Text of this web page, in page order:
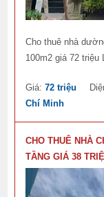
Cho thuê nhà
100m2 giá 72 triệu
Giá:72 triệu
Chí Minh
CHO THUÊ NHÀ
TẦNG GIÁ 38